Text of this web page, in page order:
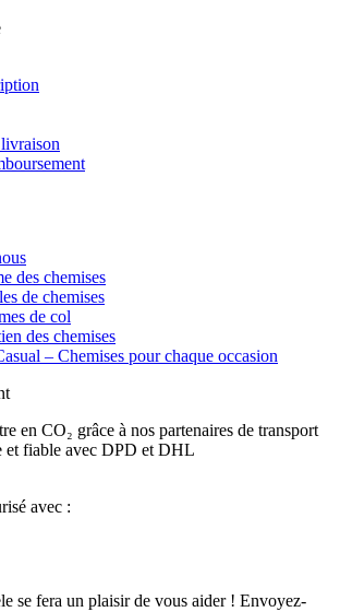
des chemises
de chemises
de col
des chemises
– Chemises pour chaque occasion
en CO₂ grâce à nos partenaires de transport
et fiable avec DPD et DHL
avec :
se fera un plaisir de vous aider ! Envoyez-